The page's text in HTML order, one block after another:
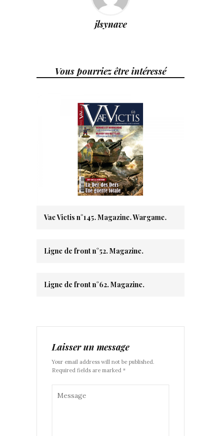
jlsynave
Vous pourriez être intéressé
Vae Victis n°145. Magazine. Wargame.
Ligne de front n°52. Magazine.
Ligne de front n°62. Magazine.
Laisser un message
Your email address will not be published.
Required fields are marked *